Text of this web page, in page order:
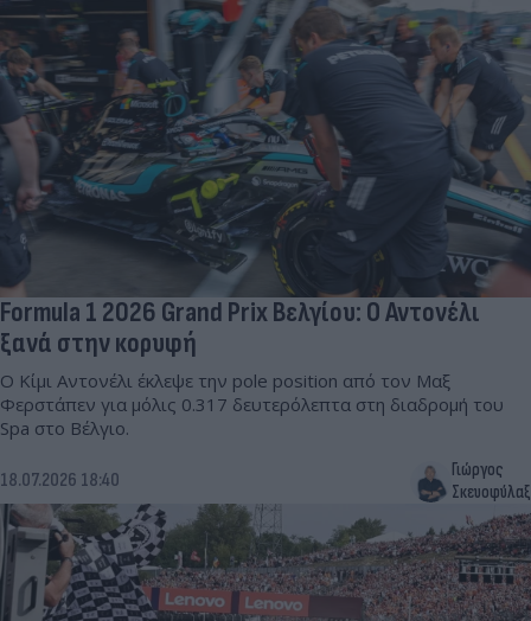
Formula 1 2026 Grand Prix Βελγίου: Ο Αντονέλι
ξανά στην κορυφή
Ο Κίμι Αντονέλι έκλεψε την pole position από τον Μαξ
Φερστάπεν για μόλις 0.317 δευτερόλεπτα στη διαδρομή του
Spa στο Βέλγιο.
18.07.2026 18:40
Γιώργος
Σκευοφύλαξ